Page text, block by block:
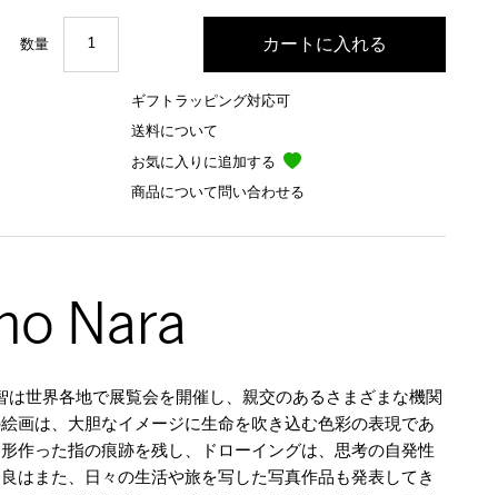
数量
ギフトラッピング対応可
送料について
お気に入りに追加する
商品について問い合わせる
Nara
世界各地で展覧会を開催し、親交のあるさまざまな機関
画は、大胆なイメージに生命を吹き込む色彩の表現であ
作った指の痕跡を残し、ドローイングは、思考の自発性
はまた、日々の生活や旅を写した写真作品も発表してき